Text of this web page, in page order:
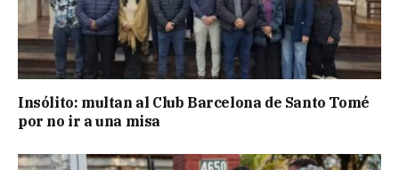
Insólito: multan al Club Barcelona de Santo Tomé
por no ir a una misa